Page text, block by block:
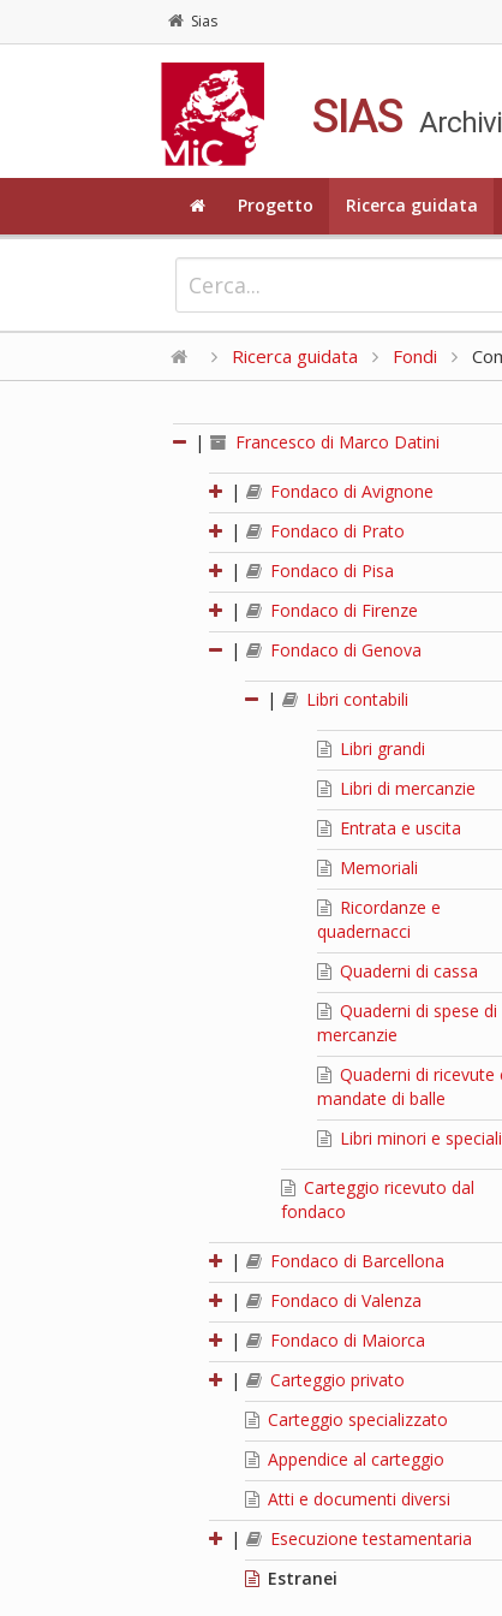
Sias
SIAS
Progetto Ricerca guidata
Ricerca guidata Fondi
| Francesco di Marco Datini
|
Fondaco di Avignone
|
Fondaco di Prato
|
Fondaco di Pisa
|
Fondaco di Firenze
|
Fondaco di Genova
| Libri contabili
Libri grandi
Libri di mercanzie
Entrata e uscita
Memoriali
Ricordanze e
quadernacci
Quaderni di cassa
Quaderni di spese di
mercanzie
Quaderni di ricevute
mandate di balle
Libri minori e speciali
Carteggio ricevuto dal
fondaco
|
Fondaco di Barcellona
|
Fondaco di Valenza
|
Fondaco di Maiorca
|
Carteggio privato
Carteggio specializzato
Appendice al carteggio
Atti e documenti diversi
|
Esecuzione testamentaria
Estranei